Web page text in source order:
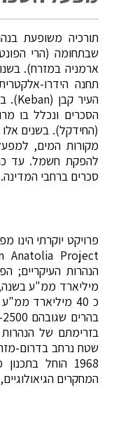
תורכיה משופעת
שבתחומה (הרי
תחנה הידרו-
הסכרים ונכלל בו
(החידקל). בשנים אלו
מקורות המים,
סכרים ברחבי המדינה.
כ 40 מיליארד
בזרימתם של
שטח נרחב בדרום-
1968 הוחל
המחקרים